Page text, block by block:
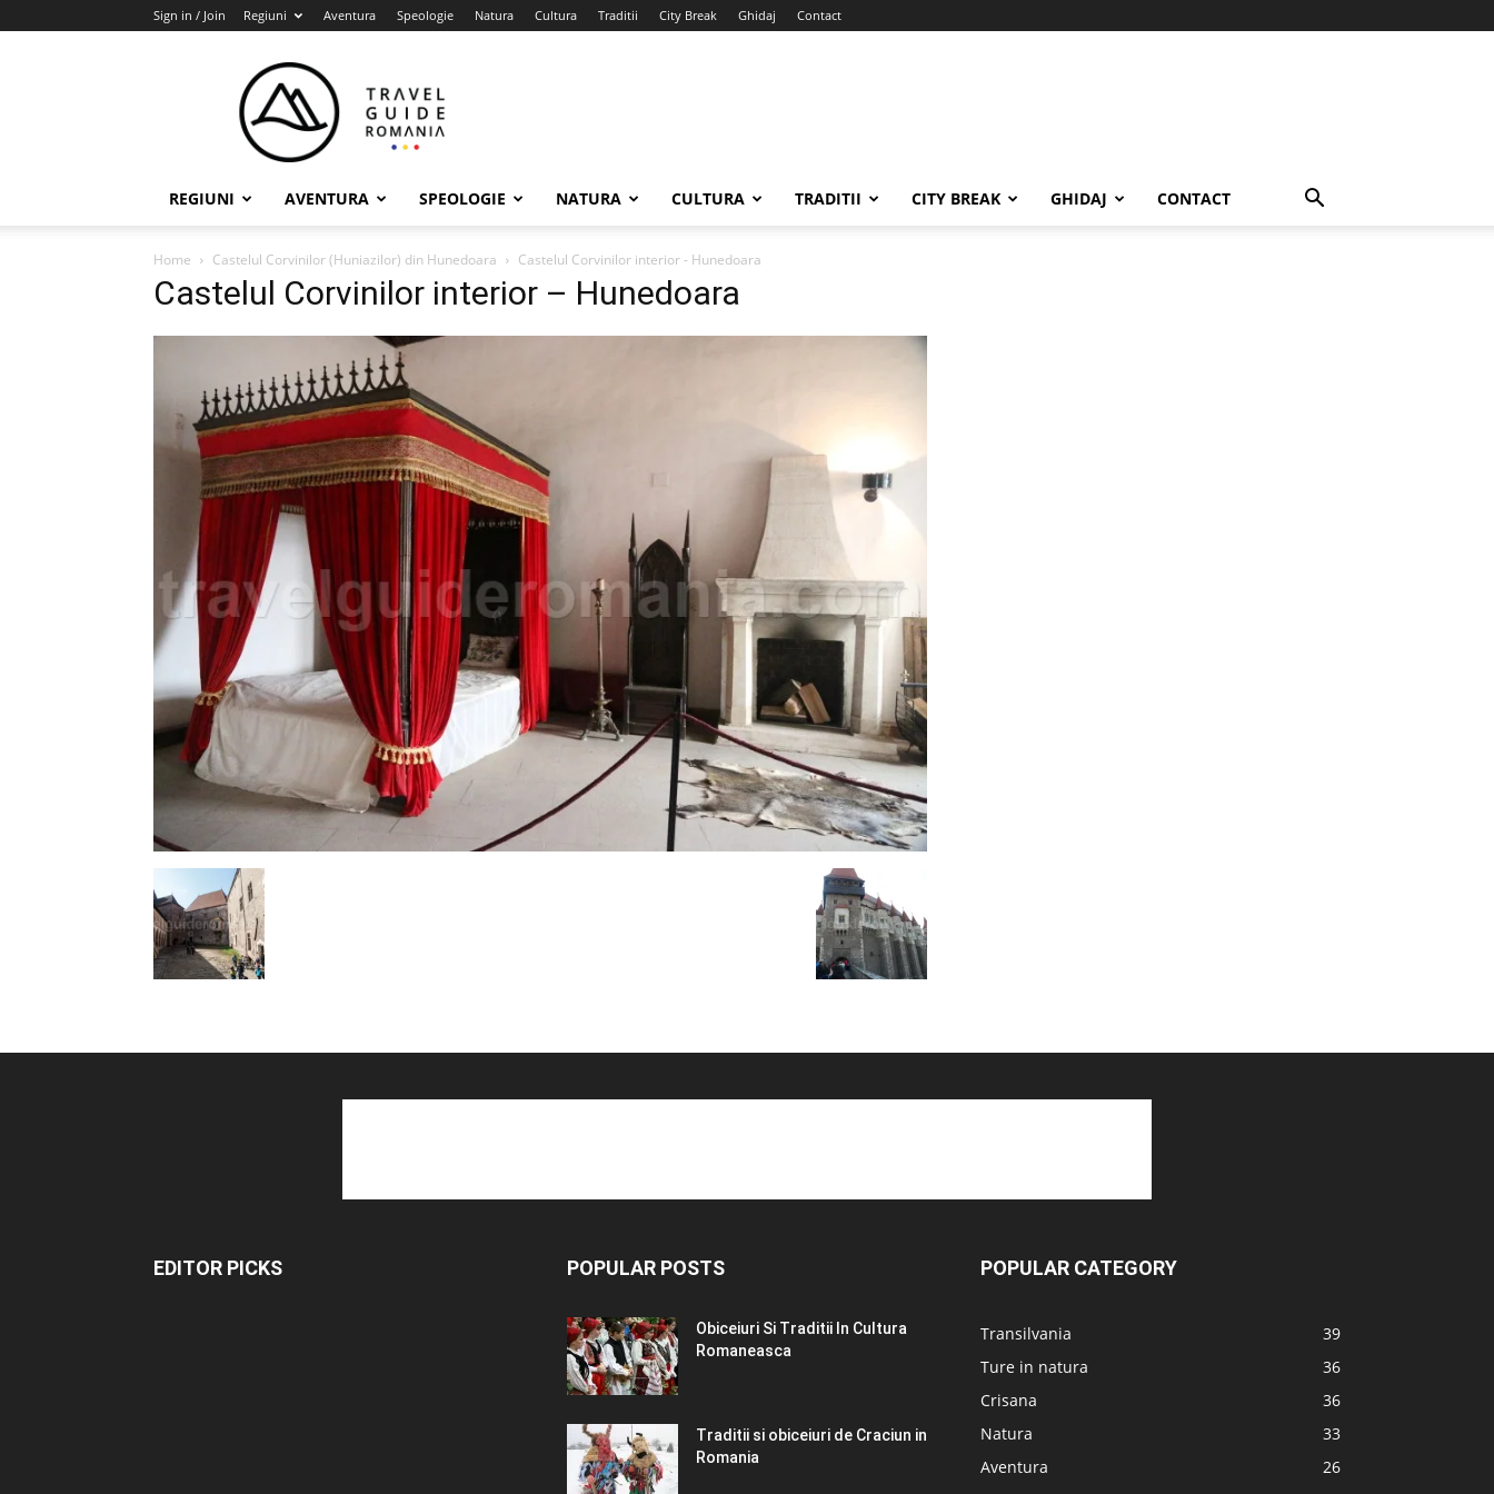
Sign in / Join Regiuni Aventura Speologie Natura Cultura Traditii City Break Ghidaj Contact
Guide
Romania
REGIUNI AVENTURA SPEOLOGIE NATURA CULTURA TRADITII CITY BREAK GHIDAJ CONTACT
Home Castelul Corvinilor (Huniazilor) din Hunedoara Castelul Corvinilor interior - Hunedoara
Castelul Corvinilor interior – Hunedoara
EDITOR PICKS POPULAR POSTS
Obiceiuri Si Traditii In Cultura
Romaneasca
Traditii si obiceiuri de Craciun in
Romania
POPULAR CATEGORY
Transilvania
39
Ture in natura
36
Crisana
36
Natura
33
Aventura
26